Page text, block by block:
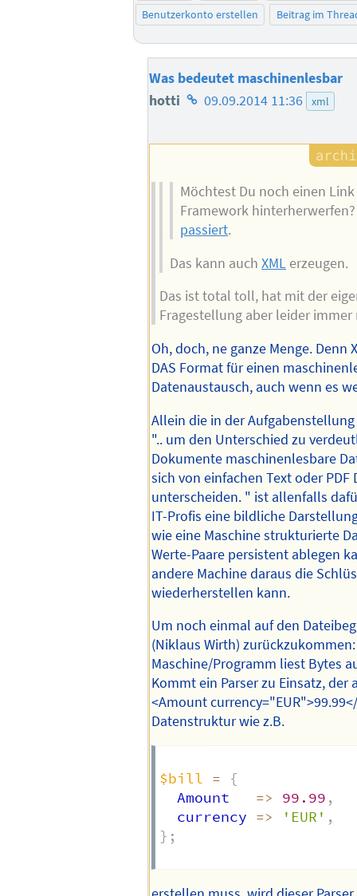
Benutzerkonto erstellen
Beitrag im
Was bedeutet maschinenlesbar
hotti Homepage
Autors
09.09.2014 11:36 xml
Möchtest Du noch einen
Framework
passiert.
Das kann auchXML erzeugen.
Das ist total toll, hat mit der
Fragestellung aber leider
Oh, doch, ne ganze Menge. Denn
DAS Format für einen
Datenaustausch, auch wenn es
Allein die in der
".. um den Unterschied zu
Dokumente maschinenlesbare
sich von einfachen Text oder
unterscheiden. " ist allenfalls
IT-Profis eine bildliche
wie eine Maschine strukturierte
Werte-Paare persistent ablegen
andere Machine daraus die
wiederherstellen kann.
Um noch einmal auf den
(Niklaus Wirth)
Maschine/Programm liest Bytes
Kommt ein Parser zu Einsatz, der
<Amount
Datenstruktur wie z.B.
$bill =
{
  Amount
=> 99.99 ,
  currency
=> 'EUR' ,
} ;